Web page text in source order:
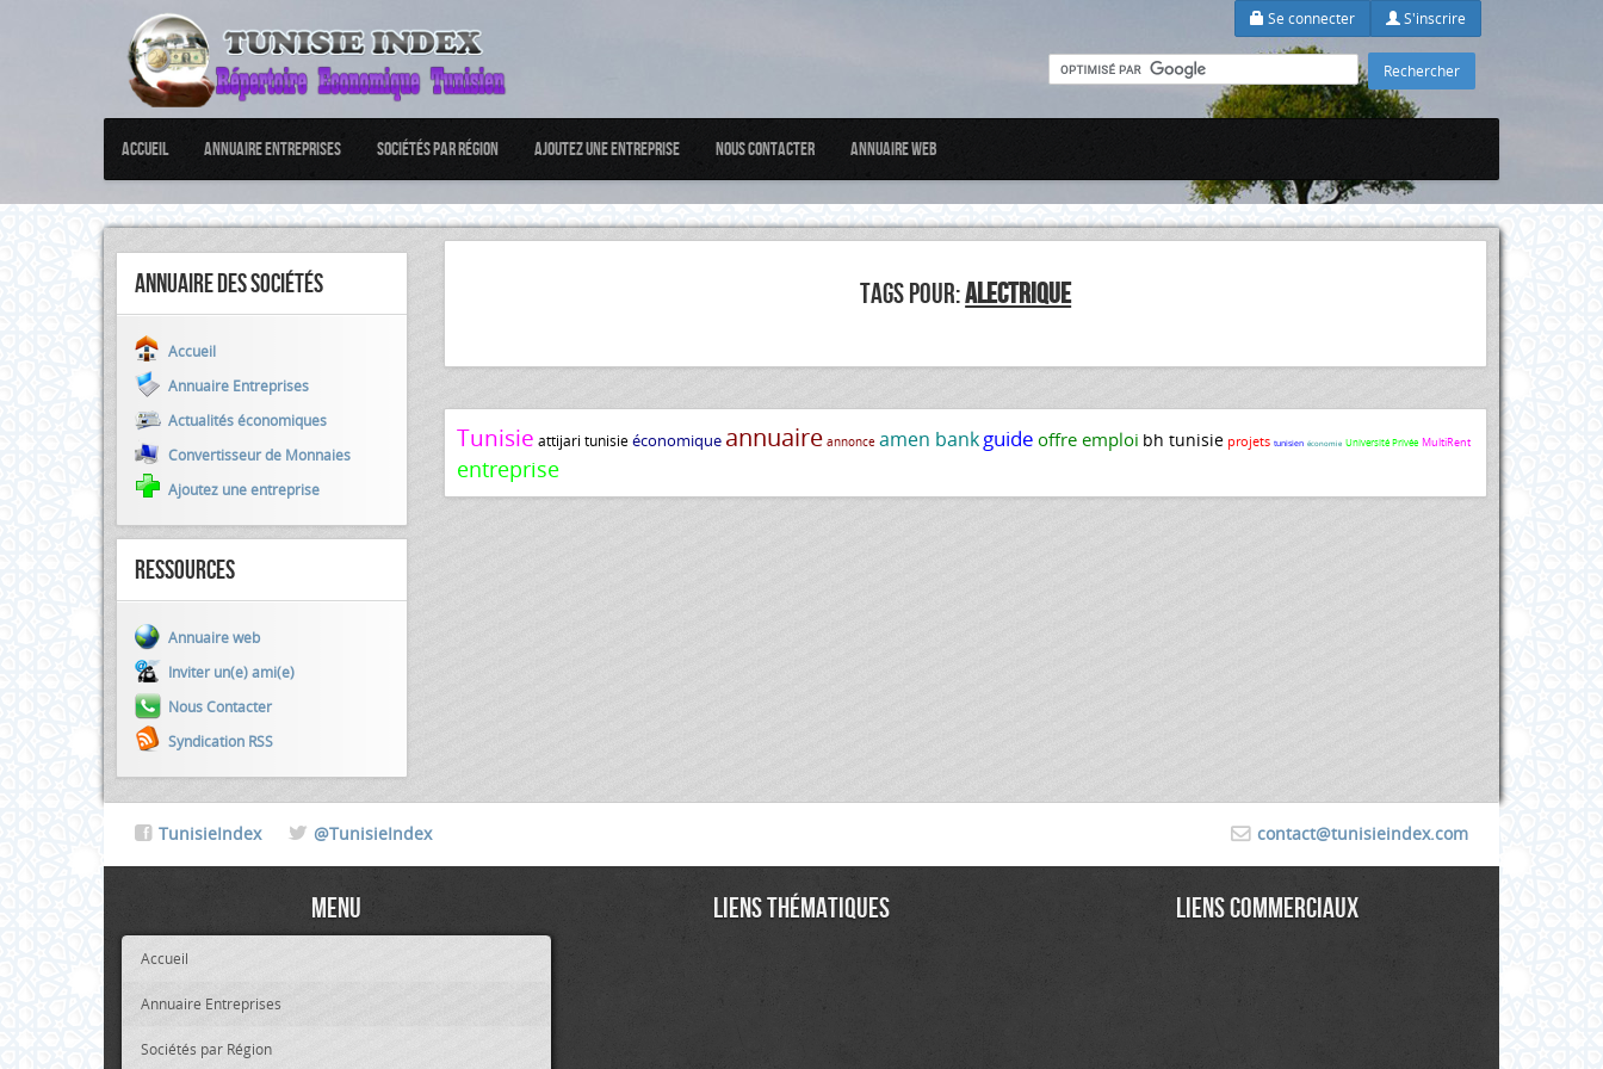
Se connecter S'inscrire
Accueil Annuaire Entreprises Sociétés par Région Ajoutez une entreprise Nous Contacter Annuaire web
Annuaire des sociétés
Accueil
Annuaire Entreprises
Actualités économiques
Convertisseur de Monnaies
Ajoutez une entreprise
Ressources
Annuaire web
Inviter un(e) ami(e)
Nous Contacter
Syndication RSS
TAGS POUR:ALECTRIQUE
Tunisie attijari tunisie économique annuaire annonce amen bankguide offre emploi bh tunisie projets tunisien économie Université Privée MultiRent
entreprise
contact@tunisieindex.com
TunisieIndex @TunisieIndex
Menu
Accueil
Annuaire Entreprises
Sociétés par Région
Liens thématiques Liens commerciaux